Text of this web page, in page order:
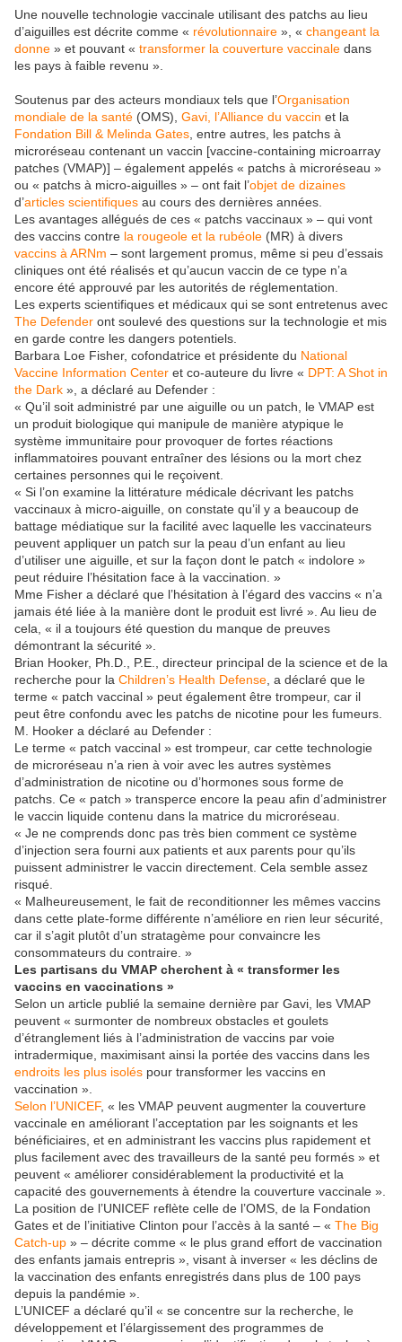
Une nouvelle technologie vaccinale utilisant des patchs au lieu
d’aiguilles est décrite comme « révolutionnaire », « changeant la
donne » et pouvant « transformer la couverture vaccinale dans
les pays à faible revenu ».
Soutenus par des acteurs mondiaux tels que l’Organisation
mondiale de la santé (OMS), Gavi, l’Alliance du vaccin et la
Fondation Bill & Melinda Gates , entre autres, les patchs à
microréseau contenant un vaccin [vaccine-containing microarray
patches (VMAP)] – également appelés « patchs à microréseau »
ou « patchs à micro-aiguilles » – ont fait l’objet de dizaines
d’articles scientifiques au cours des dernières années.
Les avantages allégués de ces « patchs vaccinaux » – qui vont
des vaccins contre la rougeole et la rubéole (MR) à divers
vaccins à ARNm – sont largement promus, même si peu d’essais
cliniques ont été réalisés et qu’aucun vaccin de ce type n’a
encore été approuvé par les autorités de réglementation.
Les experts scientifiques et médicaux qui se sont entretenus avec
The Defender ont soulevé des questions sur la technologie et mis
en garde contre les dangers potentiels.
Barbara Loe Fisher, cofondatrice et présidente du National
Vaccine Information Center et co-auteure du livre « DPT: A Shot in
the Dark », a déclaré au Defender :
« Qu’il soit administré par une aiguille ou un patch, le VMAP est
un produit biologique qui manipule de manière atypique le
système immunitaire pour provoquer de fortes réactions
inflammatoires pouvant entraîner des lésions ou la mort chez
certaines personnes qui le reçoivent.
« Si l’on examine la littérature médicale décrivant les patchs
vaccinaux à micro-aiguille, on constate qu’il y a beaucoup de
battage médiatique sur la facilité avec laquelle les vaccinateurs
peuvent appliquer un patch sur la peau d’un enfant au lieu
d’utiliser une aiguille, et sur la façon dont le patch « indolore »
peut réduire l’hésitation face à la vaccination. »
Mme Fisher a déclaré que l’hésitation à l’égard des vaccins « n’a
jamais été liée à la manière dont le produit est livré ». Au lieu de
cela, « il a toujours été question du manque de preuves
démontrant la sécurité ».
Brian Hooker, Ph.D., P.E., directeur principal de la science et de la
recherche pour la Children’s Health Defense , a déclaré que le
terme « patch vaccinal » peut également être trompeur, car il
peut être confondu avec les patchs de nicotine pour les fumeurs.
M. Hooker a déclaré au Defender :
Le terme « patch vaccinal » est trompeur, car cette technologie
de microréseau n’a rien à voir avec les autres systèmes
d’administration de nicotine ou d’hormones sous forme de
patchs. Ce « patch » transperce encore la peau afin d’administrer
le vaccin liquide contenu dans la matrice du microréseau.
« Je ne comprends donc pas très bien comment ce système
d’injection sera fourni aux patients et aux parents pour qu’ils
puissent administrer le vaccin directement. Cela semble assez
risqué.
« Malheureusement, le fait de reconditionner les mêmes vaccins
dans cette plate-forme différente n’améliore en rien leur sécurité,
car il s’agit plutôt d’un stratagème pour convaincre les
consommateurs du contraire. »
Les partisans du VMAP cherchent à « transformer les
vaccins en vaccinations »
Selon un article publié la semaine dernière par Gavi, les VMAP
peuvent « surmonter de nombreux obstacles et goulets
d’étranglement liés à l’administration de vaccins par voie
intradermique, maximisant ainsi la portée des vaccins dans les
endroits les plus isolés pour transformer les vaccins en
vaccination ».
Selon l’UNICEF, « les VMAP peuvent augmenter la couverture
vaccinale en améliorant l’acceptation par les soignants et les
bénéficiaires, et en administrant les vaccins plus rapidement et
plus facilement avec des travailleurs de la santé peu formés » et
peuvent « améliorer considérablement la productivité et la
capacité des gouvernements à étendre la couverture vaccinale ».
La position de l’UNICEF reflète celle de l’OMS, de la Fondation
Gates et de l’initiative Clinton pour l’accès à la santé – « The Big
Catch-up » – décrite comme « le plus grand effort de vaccination
des enfants jamais entrepris », visant à inverser « les déclins de
la vaccination des enfants enregistrés dans plus de 100 pays
depuis la pandémie ».
L’UNICEF a déclaré qu’il « se concentre sur la recherche, le
développement et l’élargissement des programmes de